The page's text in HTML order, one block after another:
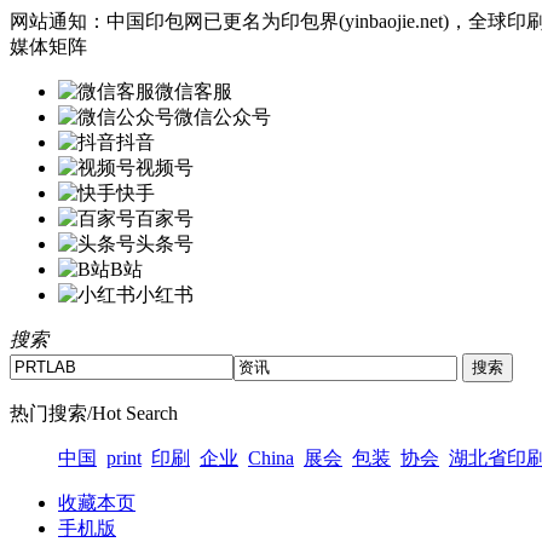
网站通知：中国印包网已更名为印包界(yinbaojie.net)，全球
媒体矩阵
微信客服
微信公众号
抖音
视频号
快手
百家号
头条号
B站
小红书
搜索
热门搜索/Hot Search
中国 print 印刷 企业 China 展会 包装 协会 湖北省印
收藏本页
手机版